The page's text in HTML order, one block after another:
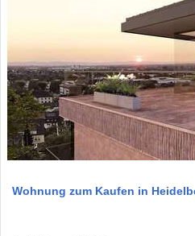
Wohnung zum Kaufen in